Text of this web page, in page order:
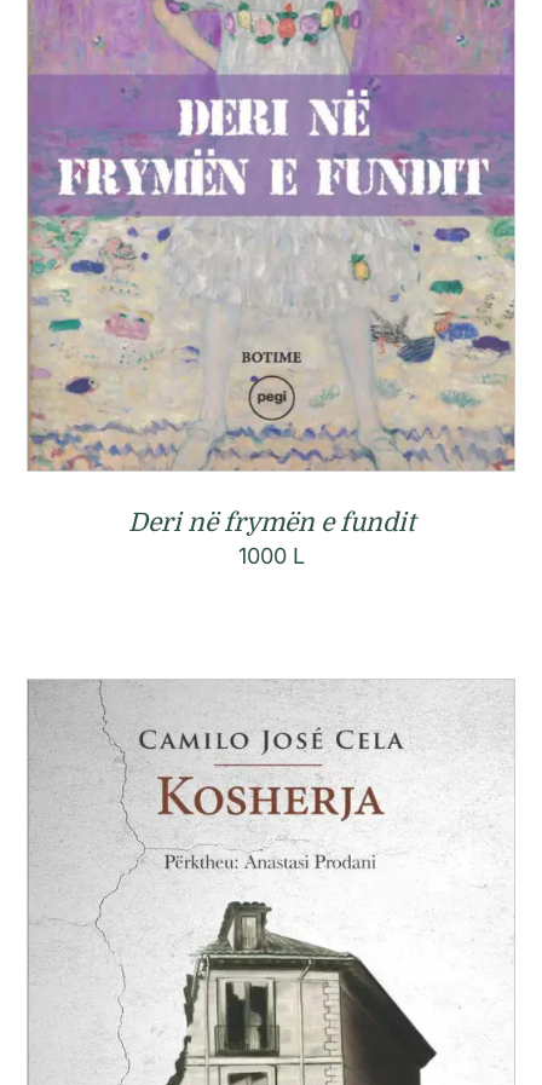
Deri në frymën e fundit
1000 L